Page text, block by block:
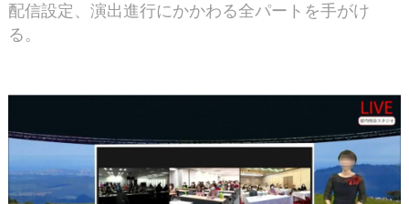
配信設定、演出進行にかかわる全パートを手がけ
る。